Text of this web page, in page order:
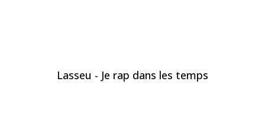
Lasseu - Je rap dans les temps